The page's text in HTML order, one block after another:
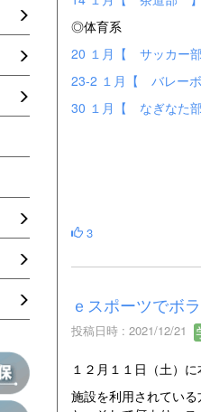
◎体育系
20 １月【 サッカ
23-2 １月【 バレ
30 １月【 なぎな
3
ｅスポーツでボ
投稿日時 : 2021/12/21
１２月１１日（土）
施設を利用されてい